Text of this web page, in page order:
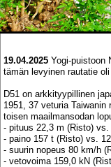
19.04.2025 Yogi-puistoon
tämän levyinen rautatie
D51 on arkkityypillinen
1951, 37 veturia
toisen maailmansodan
- pituus 22,3 m (Risto) vs.
- paino 157 t (Risto) vs.
- suurin nopeus 80 km/h
- vetovoima 159,0 kN